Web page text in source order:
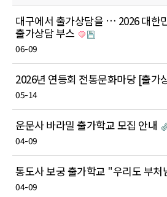
대구에서 출가상담을 … 2026 대한
출가상담 부스
06-09
2026년 연등회 전통문화마당 [출가
05-14
운문사 바라밀 출가학교 모집 안내
04-09
통도사 보궁 출가학교 "우리도 부처
04-09